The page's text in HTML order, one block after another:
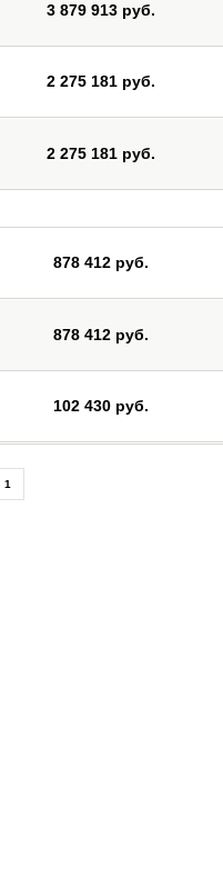
3 879 913 руб.
2 275 181 руб.
2 275 181 руб.
878 412 руб.
878 412 руб.
102 430 руб.
1